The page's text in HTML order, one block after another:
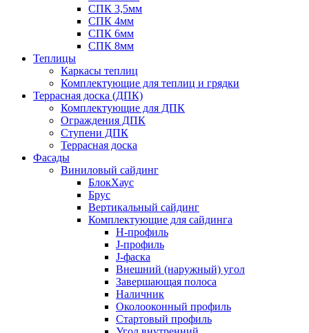
СПК 3,5мм
СПК 4мм
СПК 6мм
СПК 8мм
Теплицы
Каркасы теплиц
Комплектующие для теплиц и грядки
Террасная доска (ДПК)
Комплектующие для ДПК
Ограждения ДПК
Ступени ДПК
Террасная доска
Фасады
Виниловый сайдинг
БлокХаус
Брус
Вертикальный сайдинг
Комплектующие для сайдинга
H-профиль
J-профиль
J-фаска
Внешний (наружный) угол
Завершающая полоса
Наличник
Околооконный профиль
Стартовый профиль